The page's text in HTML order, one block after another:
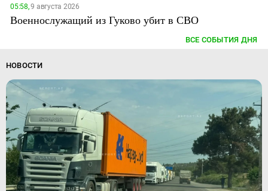
05:58,9 августа 2026
Военнослужащий из Гуково убит в СВО
ВСЕ СОБЫТИЯ ДНЯ
НОВОСТИ